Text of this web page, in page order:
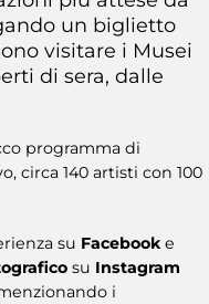
un biglietto
visitare i Musei
di sera, dalle
programma di
circa 140 artisti con 100
su Facebooke
su Instagram
i